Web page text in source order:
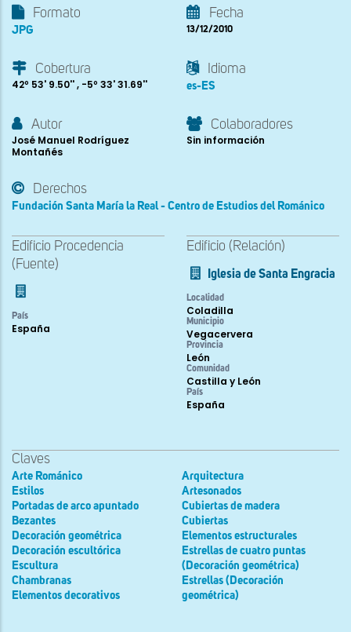
Formato
JPG
Fecha
13/12/2010
Cobertura
42º 53' 9.50'' , -5º 33' 31.69''
Idioma
es-ES
Autor
José Manuel Rodríguez
Montañés
Colaboradores
Sin información
Derechos
Fundación Santa María la Real - Centro de Estudios del Románico
Edificio Procedencia
(Fuente)
País
España
Edificio (Relación)
Iglesia de Santa Engracia
Localidad
Coladilla
Municipio
Vegacervera
Provincia
León
Comunidad
Castilla y León
País
España
Claves
Arte Románico
Estilos
Portadas de arco apuntado
Bezantes
Decoración geométrica
Decoración escultórica
Escultura
Chambranas
Elementos decorativos
Arquitectura
Artesonados
Cubiertas de madera
Cubiertas
Elementos estructurales
Estrellas de cuatro puntas
(Decoración geométrica)
Estrellas (Decoración
geométrica)